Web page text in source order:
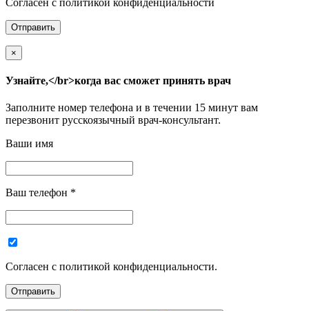
×
Узнайте,</br>когда вас сможет принять врач
Заполните номер телефона и в течении 15 минут вам
перезвонит русскоязычный врач-консультант.
Ваши имя
Ваш телефон *
Согласен с политикой конфиденциальности.